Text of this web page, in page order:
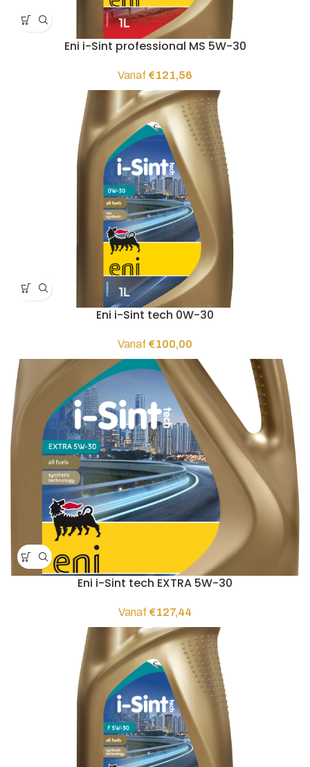
Eni i-Sint professional MS 5W-30
Vanaf €121,56
Eni i-Sint tech 0W-30
Vanaf €100,00
Eni i-Sint tech EXTRA 5W-30
Vanaf €127,44